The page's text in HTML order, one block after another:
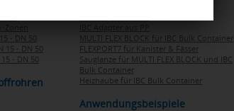
- DN 50
15 - DN 50
- DN 50
IBC Adapter aus PP
MULTI FLEX BLOCK für IBC Bulk Container
FLEXPORT7 für Kanister & Fässer
Sauglanze für MULTI FLEX BLOCK und IBC
Bulk Container
Heizhaube für IBC Bulk Container
Anwendungsbeispiele